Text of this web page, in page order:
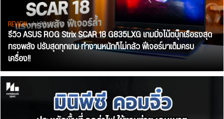
REVIEW• Jul 28, 2026
รีวิว ASUS ROG Strix SCAR 18 G835LXG เกมมิ่งโน้ตบุ๊กเรือธงสุด
ทรงพลัง ปรับสุดทุกเกม ทำงานหนักก็ไม่กลัว ฟีเจอร์มาเต็มครบ
เครื่อง!!